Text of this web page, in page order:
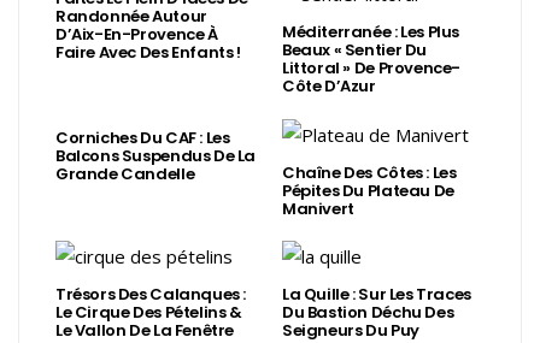
Randonnée Autour
D’Aix-En-Provence À
Faire Avec Des Enfants !
Méditerranée : Les Plus
Beaux « Sentier Du
Littoral » De Provence-
Côte D’Azur
Corniches Du CAF : Les
Balcons Suspendus De La
Grande Candelle Chaîne Des Côtes : Les
Pépites Du Plateau De
Manivert
Trésors Des Calanques :
Le Cirque Des Pételins &
Le Vallon De La Fenêtre
La Quille : Sur Les Traces
Du Bastion Déchu Des
Seigneurs Du Puy